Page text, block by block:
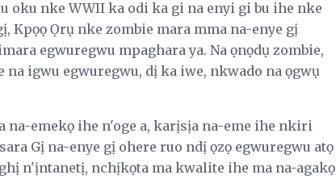
oku nke WWII ka odi ka gi na enyi gi bu ihe nke
Kpọọ Ọrụ nke zombie mara mma na-enye gị
egwuregwu mpaghara ya. Na ọnọdụ zombie,
igwu egwuregwu, dị ka iwe, nkwado na ọgwụ
na-emekọ ihe n'oge a, karịsịa na-eme ihe nkiri
Gị na-enye gị ohere ruo ndị ọzọ egwuregwu atọ
n'ịntanetị, nchịkọta ma kwalite ihe ma na-agakọ